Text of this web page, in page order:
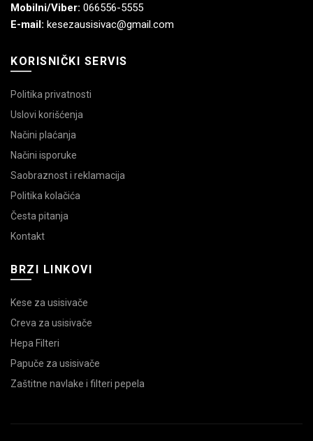
Mobilni/Viber: 066556-5555
E-mail: kesezausisivac@gmail.com
KORISNIČKI SERVIS
Politika privatnosti
Uslovi korišćenja
Načini plaćanja
Načini isporuke
Saobraznost i reklamacija
Politika kolačića
Česta pitanja
Kontakt
BRZI LINKOVI
Kese za usisivače
Creva za usisivače
Hepa Filteri
Papuče za usisivače
Zaštitne navlake i filteri pepela